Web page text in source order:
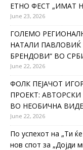
ЕТНО ФЕСТ „ИМАТ
June 23, 2026
ГОЛЕМО
НАТАЛИ ПАВЛОВИЌ
БРЕНДОВИ“ ВО
June 22, 2026
ФОЛК ПЕЈАЧОТ
ПРОЕКТ:
ВО НЕОБИЧНА
June 22, 2026
По успехот на „Ти
нов спот за „Дојди